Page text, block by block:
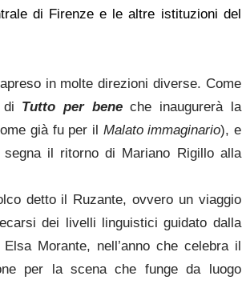
di Firenze e le altre istituzioni del
in molte direzioni diverse. Come
di Tutto per beneche inaugurerà la
già fu per il Malato immaginario), e
il ritorno di Mariano Rigillo alla
detto il Ruzante, ovvero un viaggio
dei livelli linguistici guidato dalla
Morante, nell’anno che celebra il
per la scena che funge da luogo